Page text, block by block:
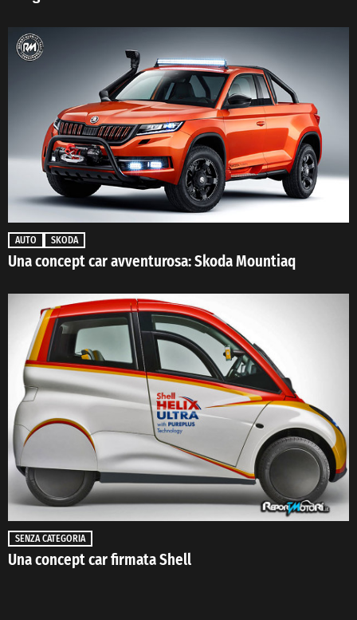
AUTO SKODA
Una concept car avventurosa: Skoda Mountiaq
SENZA CATEGORIA
Una concept car firmata Shell